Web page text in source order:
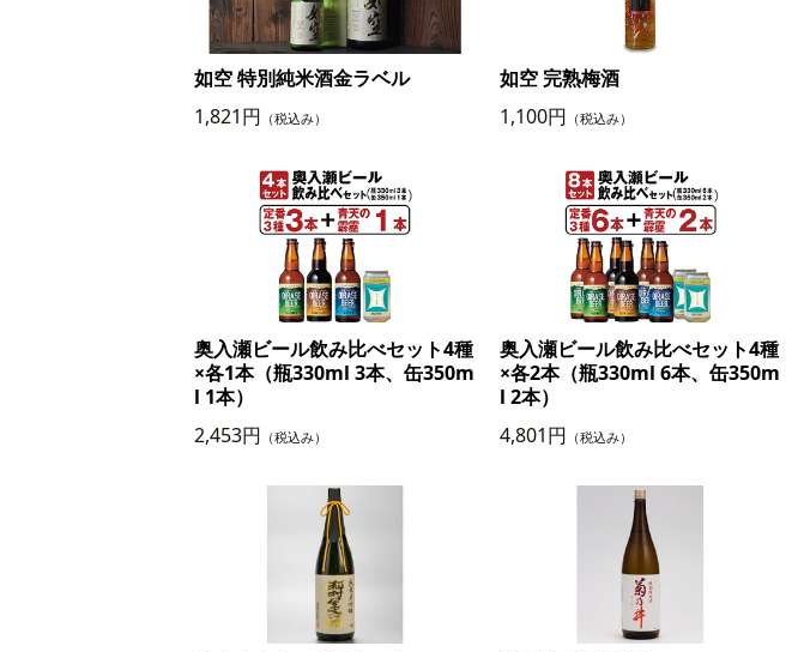
如空 特別純米酒金ラベル
1,821円 （税込み）
如空 完熟梅酒
1,100円 （税込み）
奥入瀬ビール飲み比べセット4種
×各1本（瓶330ml 3本、缶350m
l 1本）
2,453円 （税込み）
奥入瀬ビール飲み比べセット4種
×各2本（瓶330ml 6本、缶350m
l 2本）
4,801円 （税込み）